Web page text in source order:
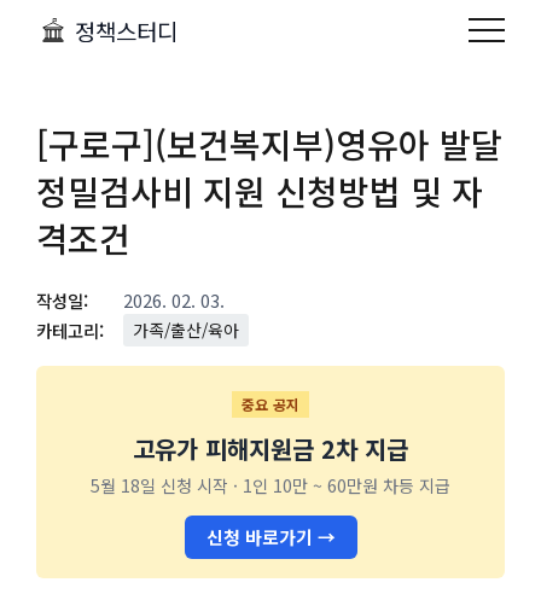
정책스터디
[구로구](보건복지부)영유아 발달
정밀검사비 지원 신청방법 및 자
격조건
작성일:
2026. 02. 03.
카테고리:
가족/출산/육아
중요 공지
고유가 피해지원금 2차 지급
5월 18일 신청 시작 · 1인 10만 ~ 60만원 차등 지급
신청 바로가기 →